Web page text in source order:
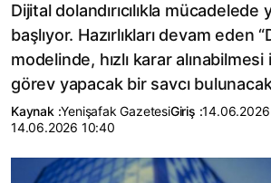
Dijital dolandırıcılıkla
başlıyor. Hazırlıkları devam eden
modelinde, hızlı karar
görev yapacak bir savcı
Kaynak :Yenişafak GazetesiGiriş :14.06.2026
14.06.2026 10:40